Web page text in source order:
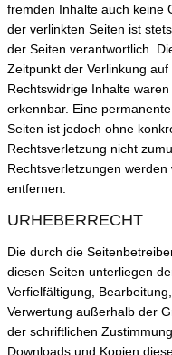
fremden Inhalte auch keine
der verlinkten Seiten ist
der Seiten verantwortlich.
Zeitpunkt der Verlinkung
Rechtswidrige Inhalte
erkennbar. Eine
Seiten ist jedoch ohne
Rechtsverletzung nicht
Rechtsverletzungen
entfernen.
URHEBERRECHT
Die durch die
diesen Seiten unterliegen
Verfielfältigung,
Verwertung außerhalb der
der schriftlichen
Downloads und Kopien